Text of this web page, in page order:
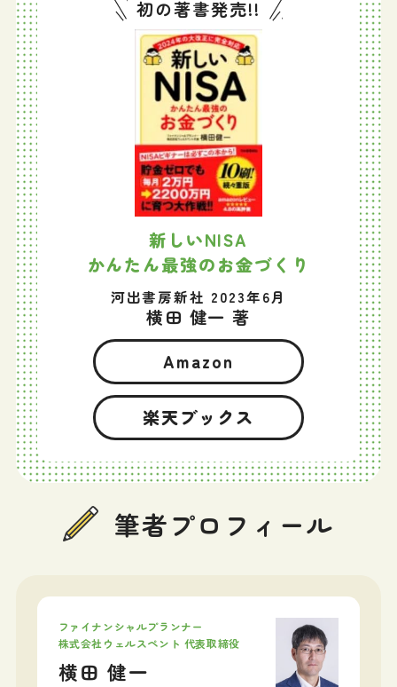
初の著書発売!!
新しいNISA
かんたん最強のお金づくり
河出書房新社 2023年6月
横田 健一 著
Amazon
楽天ブックス
筆者プロフィール
ファイナンシャルプランナー
株式会社ウェルスペント 代表取締役
横田 健一